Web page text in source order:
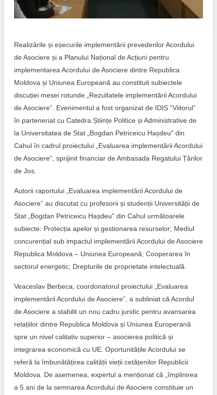
Aplică la BUNELE PRACTICI
Transparența întreprinderilor de stat
Moldova
Democrația, independența și transparența instituțiilor
publice-cheie din Moldova
Achizițiile publice în vizorul societății civile
Realizările și eșecurile implementării prevederilor Acordului
de Asociere și a Planului Național de Acțiuni pentru
implementarea Acordului de Asociere dintre Republica
Moldova și Uniunea Europeană au constituit subiectele
discuției mesei rotunde „Rezultatele implementării Acordului
de Asociere”. Evenimentul a fost organizat de IDIS ”Viitorul”
în parteneriat cu Catedra Științe Politice și Administrative de
la Universitatea de Stat „Bogdan Petriceicu Hașdeu" din
Cahul în cadrul proiectului „Evaluarea implementării Acordului
de Asociere“, sprijinit financiar de Ambasada Regatului Țărilor
de Jos.
Autorii raportului „Evaluarea implementării Acordului de
Asociere” au discutat cu profesorii și studenții Universității de
Stat „Bogdan Petriceicu Hașdeu" din Cahul următoarele
subiecte: Protecția apelor și gestionarea resurselor; Mediul
concurențial sub impactul implementării Acordului de Asociere
Republica Moldova – Uniunea Europeană; Cooperarea în
sectorul energetic; Drepturile de proprietate intelectuală.
Veaceslav Berbeca, coordonatorul proiectului „Evaluarea
implementării Acordului de Asociere”, a subliniat că Acordul
de Asociere a stabilit un nou cadru juridic pentru avansarea
relațiilor dintre Republica Moldova și Uniunea Europerană
spre un nivel calitativ superior – asocierea politică și
integrarea economică cu UE. Oportunitățile Acordului se
referă la îmbunătățirea calității vieții cetățenilor Republicii
Moldova. De asemenea, expertul a menționat că „împlinirea
a 5 ani de la semnarea Acordului de Asociere constituie un